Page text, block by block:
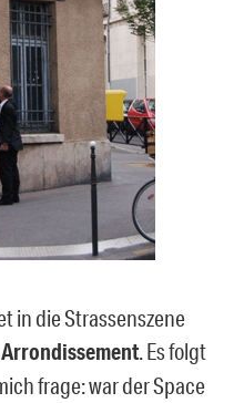
in die Strassenszene
. Es folgt
frage: war der Space